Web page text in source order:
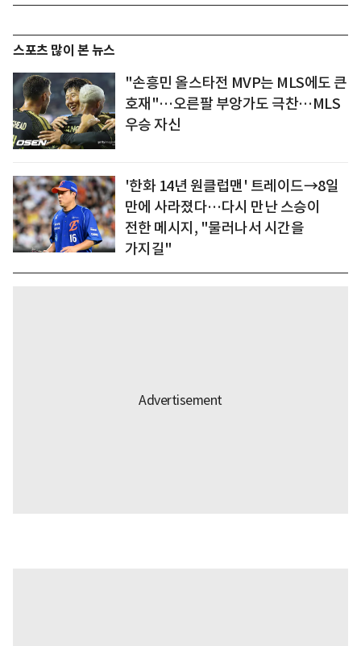
스포츠 많이 본 뉴스
"손흥민 올스타전 MVP는 MLS에도 큰
호재"…오른팔 부앙가도 극찬…MLS
우승 자신
'한화 14년 원클럽맨' 트레이드→8일
만에 사라졌다…다시 만난 스승이
전한 메시지, "물러나서 시간을
가지길"